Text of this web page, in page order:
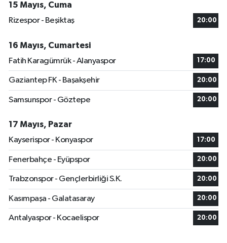
15 Mayıs, Cuma
Rizespor - Beşiktaş
20:00
16 Mayıs, Cumartesi
Fatih Karagümrük - Alanyaspor
17:00
Gaziantep FK - Başakşehir 20:00
Samsunspor - Göztepe 20:00
17 Mayıs, Pazar
Kayserispor - Konyaspor
17:00
Fenerbahçe - Eyüpspor 20:00
Trabzonspor - Gençlerbirliği S.K. 20:00
Kasımpaşa - Galatasaray 20:00
Antalyaspor - Kocaelispor 20:00